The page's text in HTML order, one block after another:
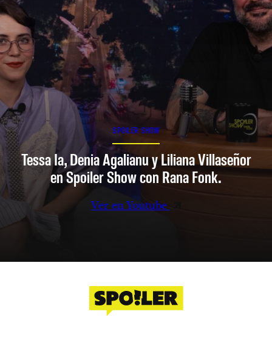
SPOILER SHOW
Tessa Ia, Denia Agalianu y Liliana Villaseñor
en Spoiler Show con Rana Fonk.
Ver en Youtube